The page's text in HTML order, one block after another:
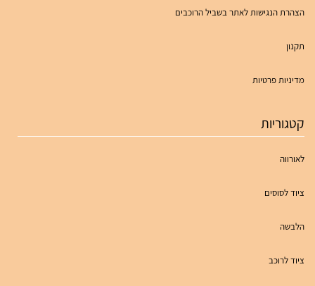
הצהרת הנגישות לאתר בשביל הרוכבים
תקנון
מדיניות פרטיות
קטגוריות
לאורווה
ציוד לסוסים
הלבשה
ציוד לרוכב